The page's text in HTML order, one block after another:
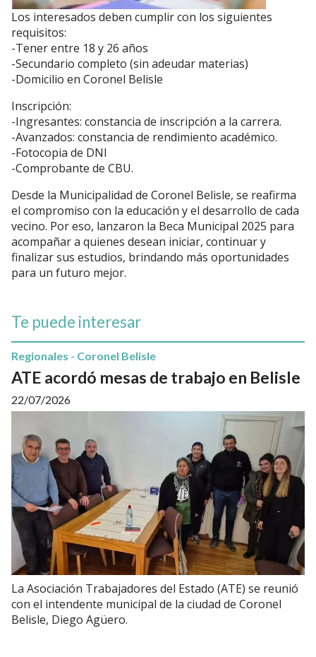
Los interesados deben cumplir con los siguientes
requisitos:
-Tener entre 18 y 26 años
-Secundario completo (sin adeudar materias)
-Domicilio en Coronel Belisle
Inscripción:
-Ingresantes: constancia de inscripción a la carrera.
-Avanzados: constancia de rendimiento académico.
-Fotocopia de DNI
-Comprobante de CBU.
Desde la Municipalidad de Coronel Belisle, se reafirma
el compromiso con la educación y el desarrollo de cada
vecino. Por eso, lanzaron la Beca Municipal 2025 para
acompañar a quienes desean iniciar, continuar y
finalizar sus estudios, brindando más oportunidades
para un futuro mejor.
Te puede interesar
ATE acordó mesas de trabajo en Belisle
Regionales - Coronel Belisle
22/07/2026
La Asociación Trabajadores del Estado (ATE) se reunió
con el intendente municipal de la ciudad de Coronel
Belisle, Diego Agüero.